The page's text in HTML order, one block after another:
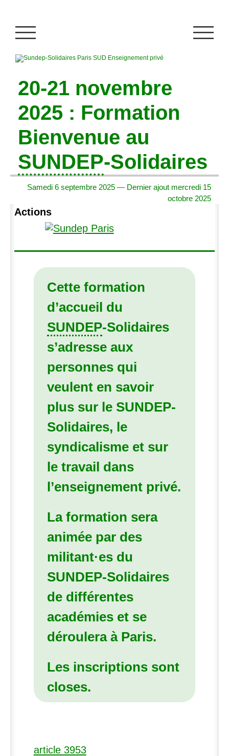
20-21 novembre
2025 : Formation
Bienvenue au
SUNDEP-Solidaires
Samedi 6 septembre 2025 — Dernier ajout mercredi 15
octobre 2025
Actions
Cette formation
d’accueil du
SUNDEP-Solidaires
s’adresse aux
personnes qui
veulent en savoir
plus sur le SUNDEP-
Solidaires, le
syndicalisme et sur
le travail dans
l’enseignement privé.
La formation sera
animée par des
militant·es du
SUNDEP-Solidaires
de différentes
académies et se
déroulera à Paris.
Les inscriptions sont
closes.
article 3953